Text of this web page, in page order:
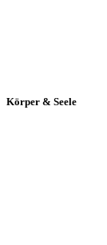
Körper & Seele